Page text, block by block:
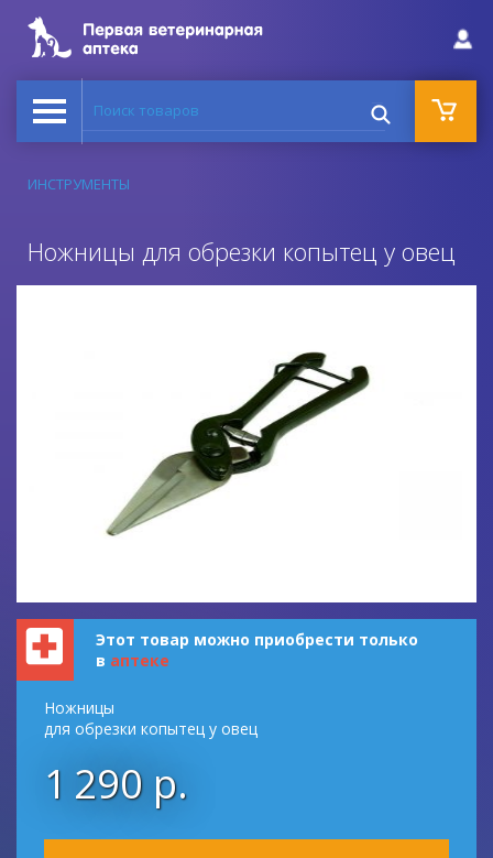
Поиск товаров
ИНСТРУМЕНТЫ
Ножницы для обрезки копытец у овец
Этот товар можно приобрести только
в аптеке
Ножницы
для обрезки копытец у овец
1 290 р.